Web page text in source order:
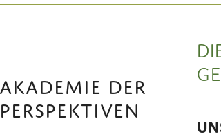
AKADEMIE DER
PERSPEKTIVEN